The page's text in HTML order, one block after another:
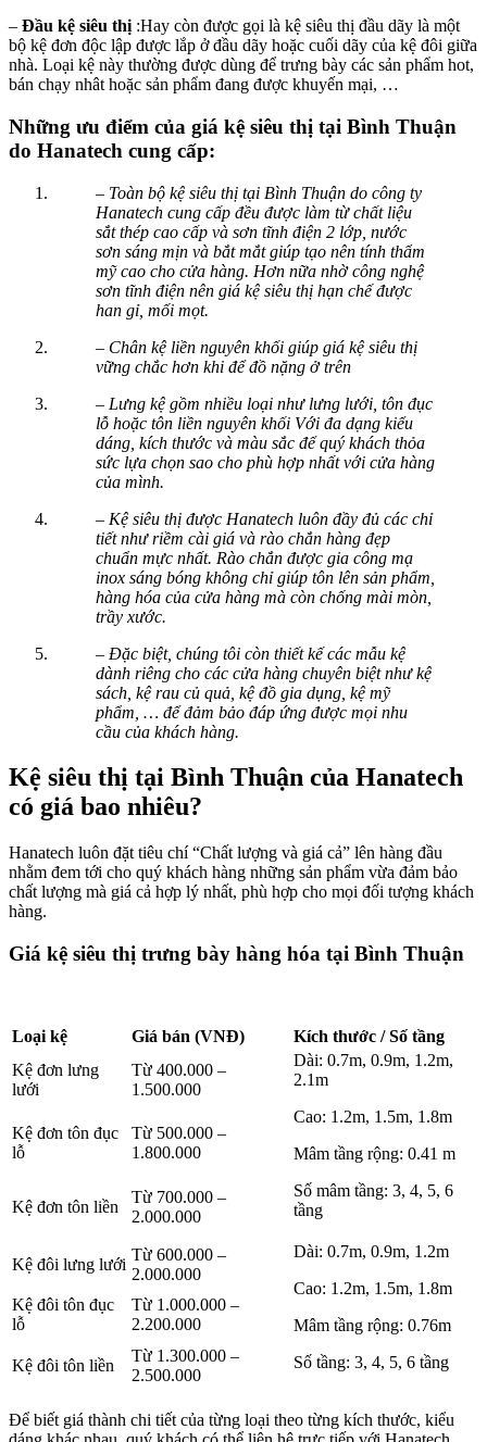
– Đầu kệ siêu thị :Hay còn được gọi là kệ siêu thị đầu dãy là một
bộ kệ đơn độc lập được lắp ở đầu dãy hoặc cuối dãy của kệ đôi giữa
nhà. Loại kệ này thường được dùng để trưng bày các sản phẩm hot,
bán chạy nhât hoặc sản phẩm đang được khuyến mại, …
Những ưu điểm của giá kệ siêu thị tại Bình Thuận
do Hanatech cung cấp:
– Toàn bộ kệ siêu thị tại Bình Thuận do công ty
Hanatech cung cấp đều được làm từ chất liệu
sắt thép cao cấp và sơn tĩnh điện 2 lớp, nước
sơn sáng mịn và bắt mắt giúp tạo nên tính thẩm
mỹ cao cho cửa hàng. Hơn nữa nhờ công nghệ
sơn tĩnh điện nên giá kệ siêu thị hạn chế được
han gỉ, mối mọt.
– Chân kệ liền nguyên khối giúp giá kệ siêu thị
vững chắc hơn khi để đồ nặng ở trên
– Lưng kệ gồm nhiều loại như lưng lưới, tôn đục
lỗ hoặc tôn liền nguyên khối Với đa dạng kiểu
dáng, kích thước và màu sắc để quý khách thỏa
sức lựa chọn sao cho phù hợp nhất với cửa hàng
của mình.
– Kệ siêu thị được Hanatech luôn đầy đủ các chỉ
tiết như riềm cài giá và rào chắn hàng đẹp
chuẩn mực nhất. Rào chắn được gia công mạ
inox sáng bóng không chỉ giúp tôn lên sản phẩm,
hàng hóa của cửa hàng mà còn chống mài mòn,
trầy xước.
– Đặc biệt, chúng tôi còn thiết kế các mẫu kệ
dành riêng cho các cửa hàng chuyên biệt như kệ
sách, kệ rau củ quả, kệ đồ gia dụng, kệ mỹ
phẩm, … để đảm bảo đáp ứng được mọi nhu
cầu của khách hàng.
Kệ siêu thị tại Bình Thuận của Hanatech
có giá bao nhiêu?
Hanatech luôn đặt tiêu chí “Chất lượng và giá cả” lên hàng đầu
nhằm đem tới cho quý khách hàng những sản phẩm vừa đảm bảo
chất lượng mà giá cả hợp lý nhất, phù hợp cho mọi đối tượng khách
hàng.
Giá kệ siêu thị trưng bày hàng hóa tại Bình Thuận
Loại kệ Giá bán (VNĐ)
Kích thước / Số tầng
Kệ đơn lưng
lưới
Từ 400.000 –
1.500.000
Dài: 0.7m, 0.9m, 1.2m,
2.1m
Cao: 1.2m, 1.5m, 1.8m
Mâm tầng rộng: 0.41 m
Số mâm tầng: 3, 4, 5, 6
tầng
Kệ đơn tôn đục
lỗ
Từ 500.000 –
1.800.000
Kệ đơn tôn liền
Từ 700.000 –
2.000.000
Kệ đôi lưng lưới
Từ 600.000 –
2.000.000
Dài: 0.7m, 0.9m, 1.2m
Cao: 1.2m, 1.5m, 1.8m
Mâm tầng rộng: 0.76m
Số tầng: 3, 4, 5, 6 tầng
Kệ đôi tôn đục
lỗ
Từ 1.000.000 –
2.200.000
Kệ đôi tôn liền
Từ 1.300.000 –
2.500.000
Để biết giá thành chi tiết của từng loại theo từng kích thước, kiểu